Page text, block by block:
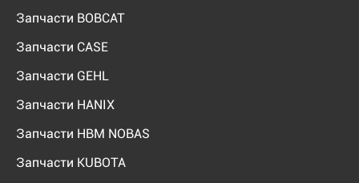
Запчасти BOBCAT
Запчасти CASE
Запчасти GEHL
Запчасти HANIX
Запчасти HBM NOBAS
Запчасти KUBOTA